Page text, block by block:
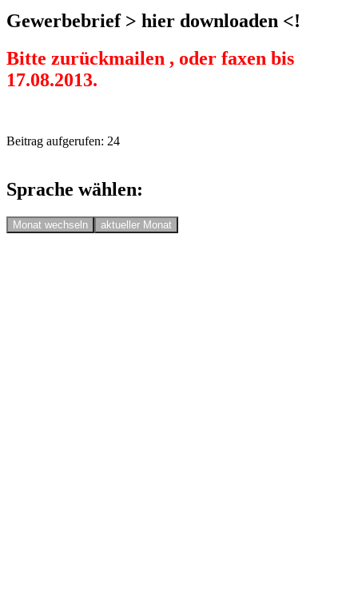
Gewerbebrief > hier downloaden <!
Bitte zurückmailen , oder faxen bis
17.08.2013.
Beitrag aufgerufen: 24
Sprache wählen:
Monat wechseln aktueller Monat